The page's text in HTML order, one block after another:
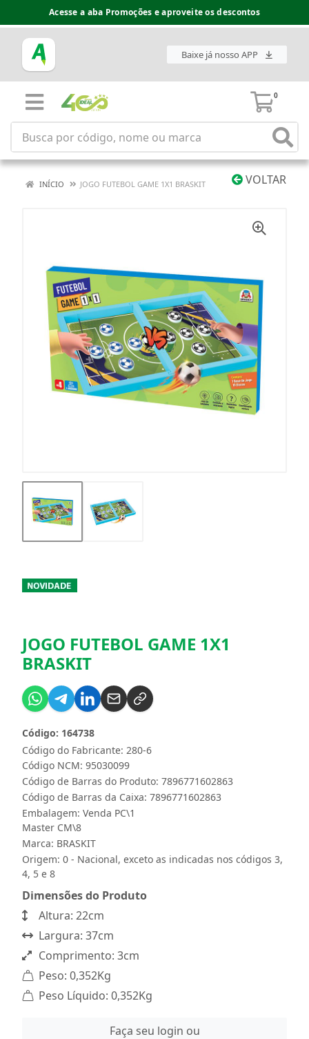
Acesse a aba Promoções e aproveite os descontos
Baixe já nosso APP
0
VOLTAR
INÍCIO JOGO FUTEBOL GAME 1X1 BRASKIT
JOGO FUTEBOL GAME 1X1
BRASKIT
Código do Fabricante: 280-6
Código: 164738
Código NCM: 95030099
Código de Barras do Produto: 7896771602863
Código de Barras da Caixa: 7896771602863
Embalagem: Venda PC\1
Master CM\8
Marca: BRASKIT
Origem: 0 - Nacional, exceto as indicadas nos códigos 3,
4, 5 e 8
Dimensões do Produto
Altura: 22cm
Largura: 37cm
Comprimento: 3cm
Peso: 0,352Kg
Peso Líquido: 0,352Kg
Faça seu login ou